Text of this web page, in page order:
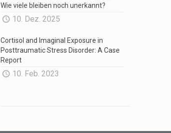
Wie viele bleiben noch unerkannt?
10. Dez. 2025
Cortisol and Imaginal Exposure in
Posttraumatic Stress Disorder: A Case
Report
10. Feb. 2023